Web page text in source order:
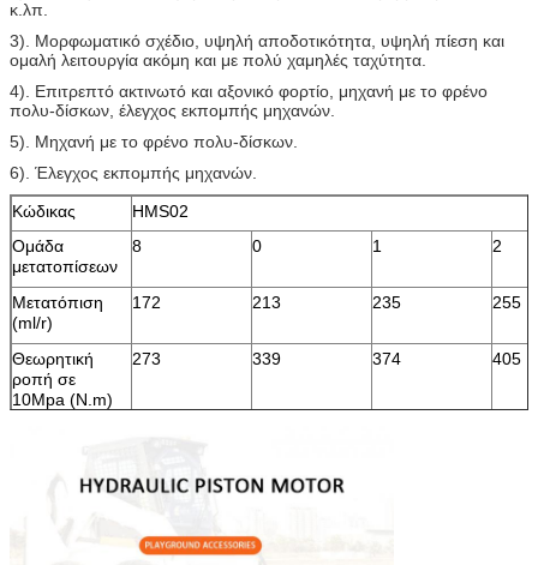
κ.λπ.
3). Μορφωματικό σχέδιο, υψηλή αποδοτικότητα, υψηλή πίεση και
ομαλή λειτουργία ακόμη και με πολύ χαμηλές ταχύτητα.
4). Επιτρεπτό ακτινωτό και αξονικό φορτίο, μηχανή με το φρένο
πολυ-δίσκων, έλεγχος εκπομπής μηχανών.
5). Μηχανή με το φρένο πολυ-δίσκων.
6). Έλεγχος εκπομπής μηχανών
Κώδικας
HMS02
Ομάδα
μετατοπίσεων
8 0 1 2
Μετατόπιση
(ml/r)
172 213 235 255
Θεωρητική
ροπή σε
10Mpa (N.m)
273 339 374 405
Εκτιμημένη
25 25
550 700